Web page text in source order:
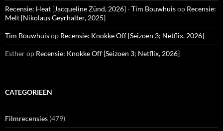
Recensie: Heat [Jacqueline Zünd, 2026] - Tim Bouwhuisop Recensie:
Melt [Nikolaus Geyrhalter, 2025]
Tim Bouwhuisop Recensie: Knokke Off [Seizoen 3; Netflix, 2026]
Estherop Recensie: Knokke Off [Seizoen 3; Netflix, 2026]
CATEGORIEËN
Filmrecensies (479)